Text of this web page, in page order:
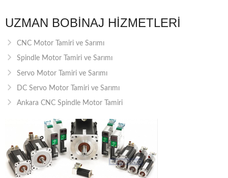
UZMAN BOBINAJ HIZMETLERI
CNC Motor Tamiri ve Sarımı
Spindle Motor Tamiri ve Sarımı
Servo Motor Tamiri ve Sarımı
DC Servo Motor Tamiri ve Sarımı
Ankara CNC Spindle Motor Tamiri